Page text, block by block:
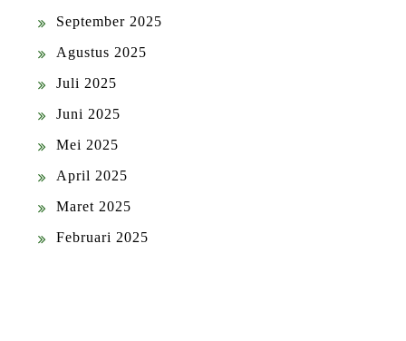
September 2025
Agustus 2025
Juli 2025
Juni 2025
Mei 2025
April 2025
Maret 2025
Februari 2025